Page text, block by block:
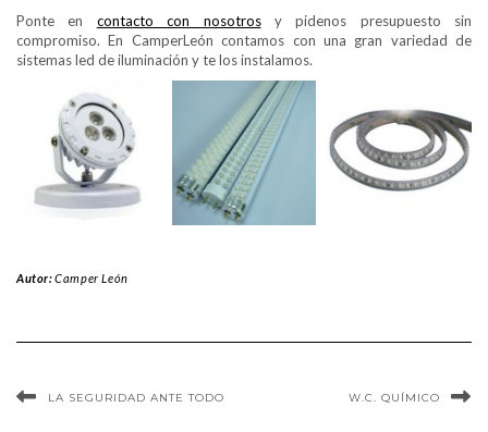
Ponte en contacto con nosotrosy pidenos presupuesto sin
compromiso. En CamperLeón contamos con una gran variedad de
sistemas led de iluminación y te los instalamos.
Autor:Camper León
LA SEGURIDAD ANTE TODO W.C. QUÍMICO